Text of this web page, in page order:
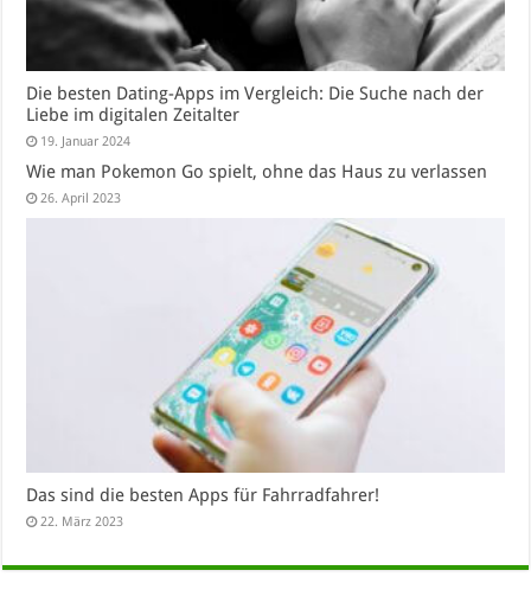
Die besten Dating-Apps im Vergleich: Die Suche nach der
Liebe im digitalen Zeitalter
19. Januar 2024
Wie man Pokemon Go spielt, ohne das Haus zu verlassen
26. April 2023
Das sind die besten Apps für Fahrradfahrer!
22. März 2023